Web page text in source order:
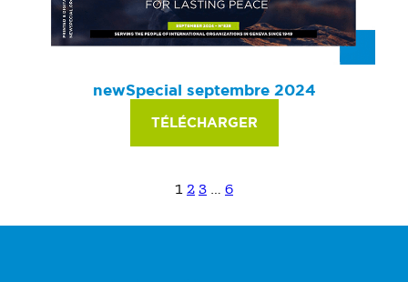
newSpecial septembre 2024
TÉLÉCHARGER
1 2 3 6